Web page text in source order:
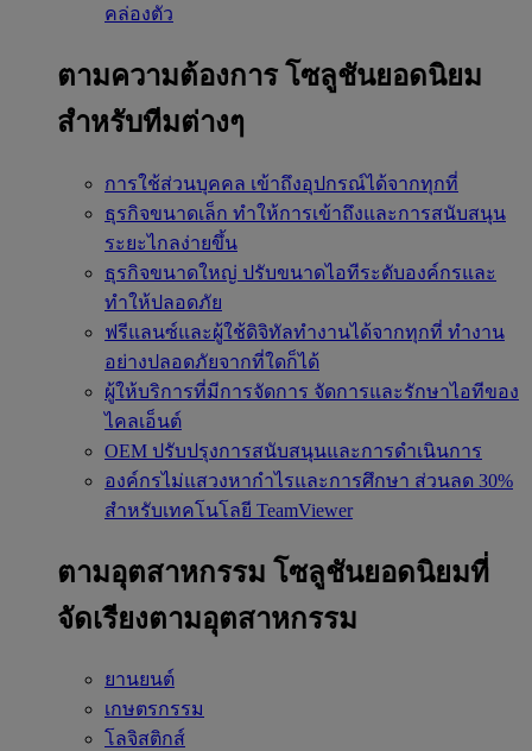
คล่องตัว
ตามความต้องการ โซลูชันยอดนิยม
สำหรับทีมต่างๆ
การใช้ส่วนบุคคล เข้าถึงอุปกรณ์ได้จากทุกที่
ธุรกิจขนาดเล็ก ทำให้การเข้าถึงและการสนับสนุน
ระยะไกลง่ายขึ้น
ธุรกิจขนาดใหญ่ ปรับขนาดไอทีระดับองค์กรและ
ทำให้ปลอดภัย
ฟรีแลนซ์และผู้ใช้ดิจิทัลทำงานได้จากทุกที่ ทำงาน
อย่างปลอดภัยจากที่ใดก็ได้
ผู้ให้บริการที่มีการจัดการ จัดการและรักษาไอทีของ
ไคลเอ็นต์
OEM ปรับปรุงการสนับสนุนและการดำเนินการ
องค์กรไม่แสวงหากำไรและการศึกษา ส่วนลด 30%
สำหรับเทคโนโลยี TeamViewer
ตามอุตสาหกรรม โซลูชันยอดนิยมที่
จัดเรียงตามอุตสาหกรรม
ยานยนต์
เกษตรกรรม
โลจิสติกส์